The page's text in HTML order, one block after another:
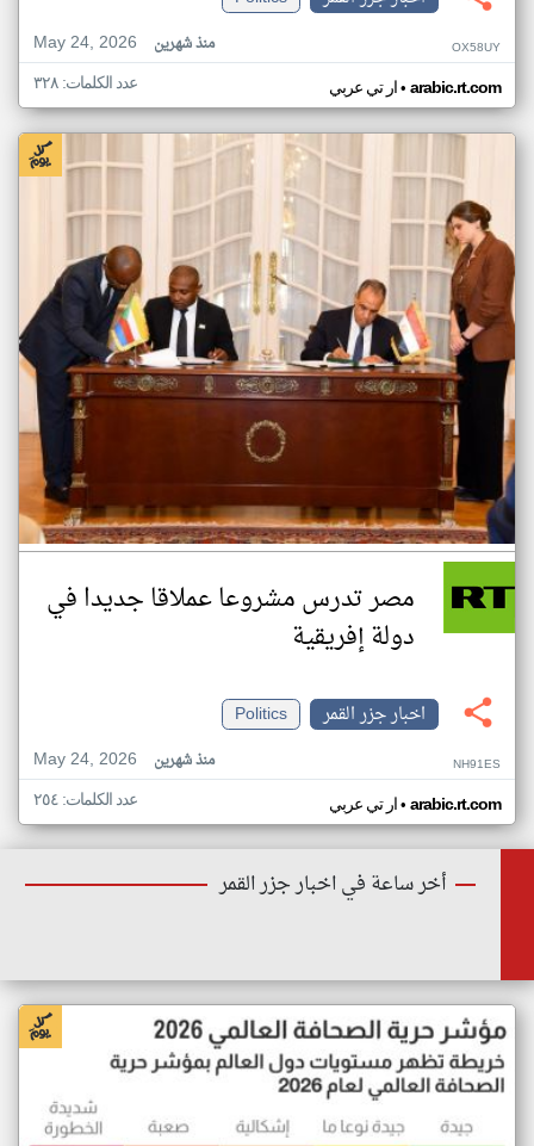
May 24, 2026
منذ شهرين OX58UY
ار تي عربي• arabic.rt.com عدد الكلمات: ٣٢٨
مصر تدرس مشروعا عملاقا جديدا في
دولة إفريقية
اخبار جزر القمر
Politics
May 24, 2026
منذ شهرين NH91ES
ار تي عربي• arabic.rt.com عدد الكلمات: ٢٥٤
أخر ساعة في اخبار جزر القمر